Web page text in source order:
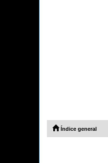
Índice general